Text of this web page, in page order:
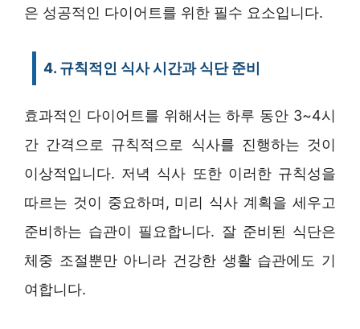
은 성공적인 다이어트를 위한 필수 요소입니다.
4. 규칙적인 식사 시간과 식단 준비
효과적인 다이어트를 위해서는 하루 동안 3~4시
간 간격으로 규칙적으로 식사를 진행하는 것이
이상적입니다. 저녁 식사 또한 이러한 규칙성을
따르는 것이 중요하며, 미리 식사 계획을 세우고
준비하는 습관이 필요합니다. 잘 준비된 식단은
체중 조절뿐만 아니라 건강한 생활 습관에도 기
여합니다.